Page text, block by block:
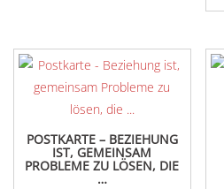
POSTKARTE – BEZIEHUNG
IST, GEMEINSAM
PROBLEME ZU LÖSEN, DIE
…